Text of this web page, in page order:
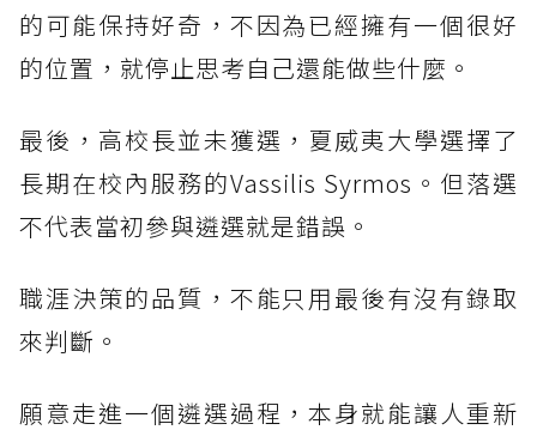
的可能保持好奇，不因為已經擁有一個很好
的位置，就停止思考自己還能做些什麼。
最後，高校長並未獲選，夏威夷大學選擇了
長期在校內服務的Vassilis Syrmos。但落選
不代表當初參與遴選就是錯誤。
職涯決策的品質，不能只用最後有沒有錄取
來判斷。
願意走進一個遴選過程，本身就能讓人重新